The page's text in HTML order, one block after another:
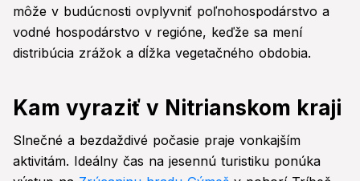
môže v budúcnosti ovplyvniť poľnohospodárstvo a
vodné hospodárstvo v regióne, keďže sa mení
distribúcia zrážok a dĺžka vegetačného obdobia.
Kam vyraziť v Nitrianskom kraji
Slnečné a bezdaždivé počasie praje vonkajším
aktivitám. Ideálny čas na jesennú turistiku ponúka